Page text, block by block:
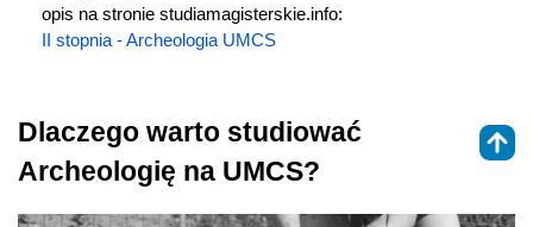
opis na stronie studiamagisterskie.info:
II stopnia - Archeologia UMCS
Dlaczego warto studiować
Archeologię na UMCS?